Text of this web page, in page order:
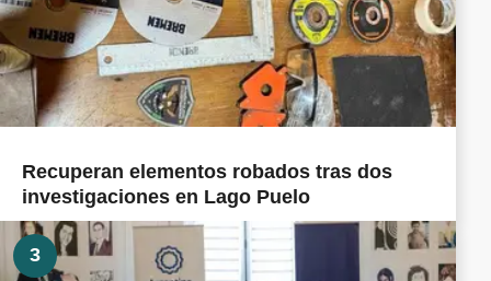
Recuperan elementos robados tras dos
investigaciones en Lago Puelo
3